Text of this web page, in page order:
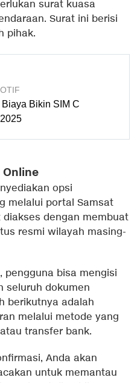
surat kuasa
Surat ini berisi
pihak.
Bikin SIM C
opsi
melalui portal Samsat
dengan membuat
resmi wilayah masing-
pengguna bisa mengisi
seluruh dokumen
berikutnya adalah
melalui metode yang
transfer bank.
Anda akan
untuk memantau